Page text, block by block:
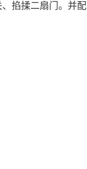
掐揉二扇门。并配